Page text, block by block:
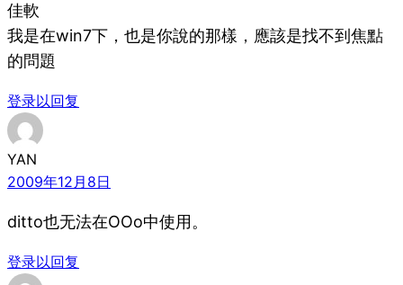
佳軟
我是在win7下，也是你說的那樣，應該是找不到焦點
的問題
登录以回复
YAN
2009年12月8日
ditto也无法在OOo中使用。
登录以回复